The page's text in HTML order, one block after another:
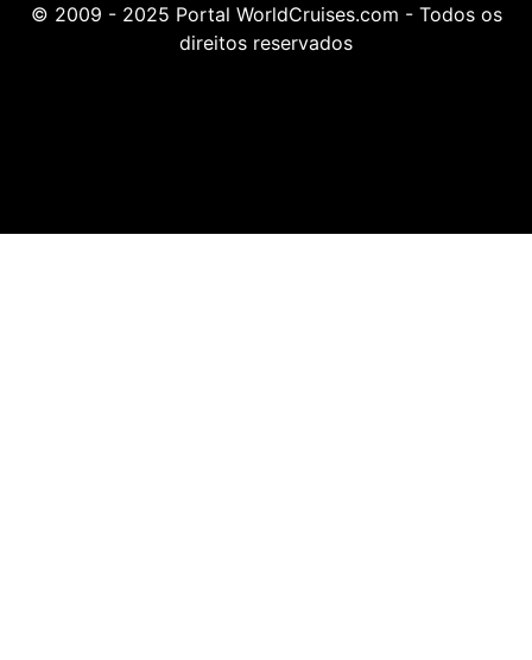
© 2009 - 2025 Portal WorldCruises.com - Todos os
direitos reservados